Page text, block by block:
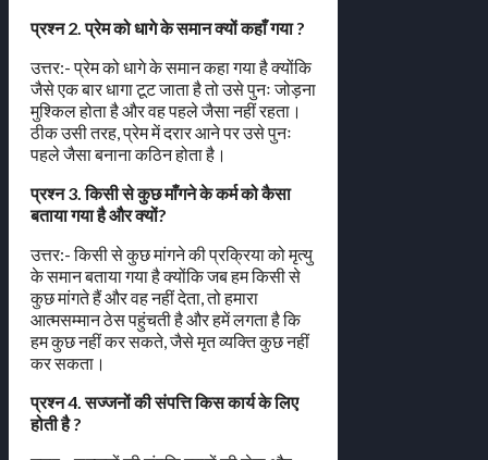
प्रश्न 2. प्रेम को धागे के समान क्यों कहाँ गया ?
उत्तर:- प्रेम को धागे के समान कहा गया है क्योंकि
जैसे एक बार धागा टूट जाता है तो उसे पुनः जोड़ना
मुश्किल होता है और वह पहले जैसा नहीं रहता।
ठीक उसी तरह, प्रेम में दरार आने पर उसे पुनः
पहले जैसा बनाना कठिन होता है।
प्रश्न 3. किसी से कुछ माँगने के कर्म को कैसा
बताया गया है और क्यों?
उत्तर:- किसी से कुछ मांगने की प्रक्रिया को मृत्यु
के समान बताया गया है क्योंकि जब हम किसी से
कुछ मांगते हैं और वह नहीं देता, तो हमारा
आत्मसम्मान ठेस पहुंचती है और हमें लगता है कि
हम कुछ नहीं कर सकते, जैसे मृत व्यक्ति कुछ नहीं
कर सकता।
प्रश्न 4. सज्जनों की संपत्ति किस कार्य के लिए
होती है ?